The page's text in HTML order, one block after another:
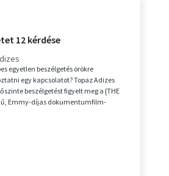
12 kérdése
egyetlen beszélgetés örökre
egy kapcsolatot? Topaz Adizes
beszélgetést figyelt meg a {THE
Emmy-díjas dokumentumfilm-